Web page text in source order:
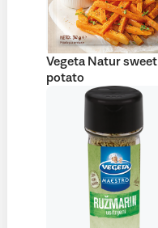
Vegeta Natur sweet
potato